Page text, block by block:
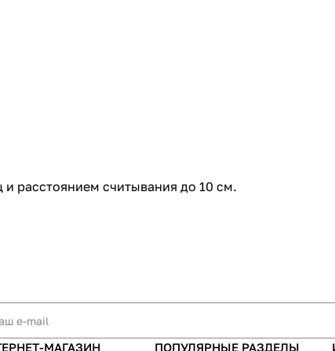
расстоянием считывания до 10 см.
МАГАЗИН ПОПУЛЯРНЫЕ РАЗДЕЛЫ